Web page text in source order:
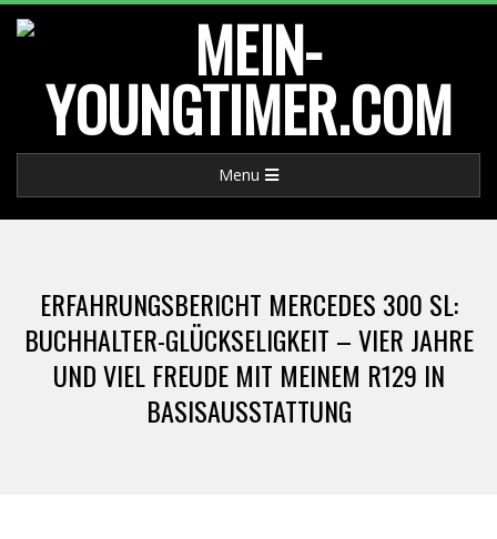
Skip
M
E
N
Navigation
Menu
ERFAHRUNGSBERICHT MERCEDES 300 SL:
BUCHHALTER-GLÜCKSELIGKEIT – VIER JAHRE
UND VIEL FREUDE MIT MEINEM R129 IN
BASISAUSSTATTUNG